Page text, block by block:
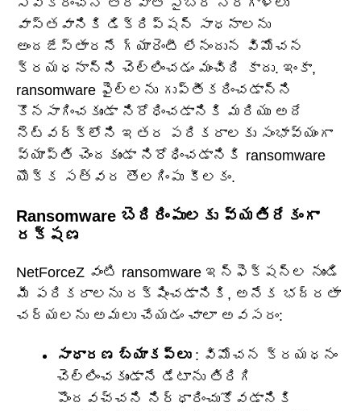
స్వీకరించిన తర్వాత సైబర్ నేరగాళ్లు
వాస్తవానికి డిక్రిప్షన్ సాధనాలను
అందజేస్తారనే గ్యారెంటీ లేనందున విమోచన
క్రయధనాన్ని చెల్లించడం మంచిది కాదు. ఇంకా,
ransomware ఫైల్‌లను గుప్తీకరించడాన్ని
కొనసాగించకుండా నిరోధించడానికి మరియు అదే
నెట్‌వర్క్‌లోని ఇతర పరికరాలకు సంభావ్యంగా
వ్యాప్తి చెందకుండా నిరోధించడానికి ransomware
యొక్క సత్వర తొలగింపు కీలకం.
Ransomware బెదిరింపులకు వ్యతిరేకంగా
రక్షణ
NetForceZ వంటి ransomware ఇన్ఫెక్షన్‌ల నుండి
మీ పరికరాలను రక్షించడానికి, అనేక భద్రతా
చర్యలను అమలు చేయడం చాలా అవసరం:
సాధారణ బ్యాకప్‌లు: విమోచన క్రయధనం
చెల్లించకుండానే డేటాను తిరిగి
పొందవచ్చని నిర్ధారించుకోవడానికి